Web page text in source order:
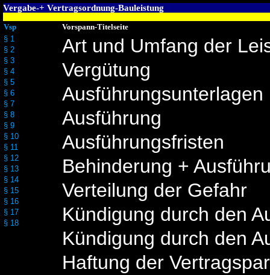
Vergabe-+ Vertragsordnung-Bauleistung
Vsp
Vorspann-Titelseite
§ 1
§ 2
§ 3
§ 4
§ 5
§ 6
§ 7
§ 8
§ 9
§ 10
§ 11
§ 12
§ 13
§ 14
§ 15
§ 16
§ 17
§ 18
Art und Umfang der
Vergütung
Ausführungsunterlagen
Ausführung
Ausführungsfristen
Behinderung +
Verteilung der Gefahr
Kündigung durch den
Kündigung durch den
Haftung der